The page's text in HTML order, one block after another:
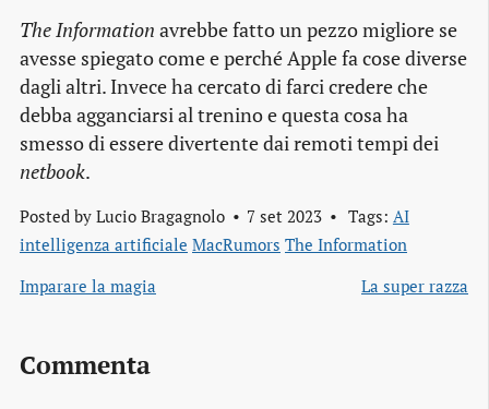
The Information avrebbe fatto un pezzo migliore se
avesse spiegato come e perché Apple fa cose diverse
dagli altri. Invece ha cercato di farci credere che
debba agganciarsi al trenino e questa cosa ha
smesso di essere divertente dai remoti tempi dei
netbook.
Posted by Lucio Bragagnolo 7 set 2023 Tags: AI
intelligenza artificiale MacRumors The Information
Imparare la magia
La super razza
Commenta